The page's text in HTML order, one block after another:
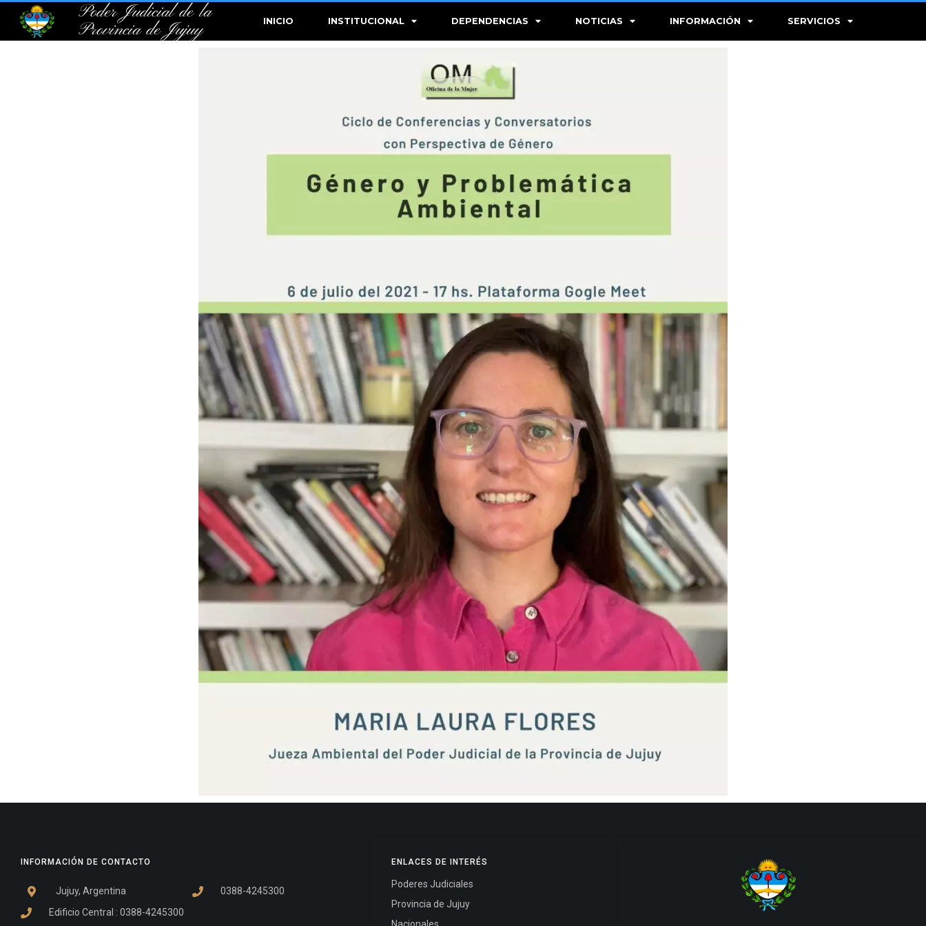
Poder Judicial de la
Provincia de Jujuy
INICIO INSTITUCIONAL DEPENDENCIAS NOTICIAS INFORMACIÓN SERVICIOS
INFORMACIÓN DE CONTACTO
Jujuy, Argentina
0388-4245300
Edificio Central : 0388-4245300
ENLACES DE INTERÉS
Poderes Judiciales
Provincia de Jujuy